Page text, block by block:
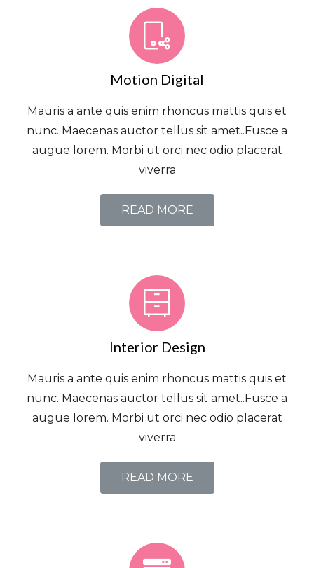
Motion Digital
Mauris a ante quis enim rhoncus mattis quis et
nunc. Maecenas auctor tellus sit amet..Fusce a
augue lorem. Morbi ut orci nec odio placerat
viverra
READ MORE
Interior Design
Mauris a ante quis enim rhoncus mattis quis et
nunc. Maecenas auctor tellus sit amet..Fusce a
augue lorem. Morbi ut orci nec odio placerat
viverra
READ MORE